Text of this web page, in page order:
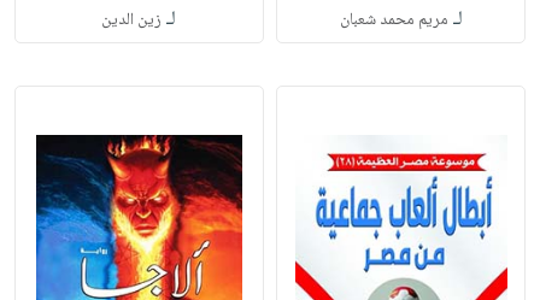
لـ مريم محمد شعبان لـ زين الدين